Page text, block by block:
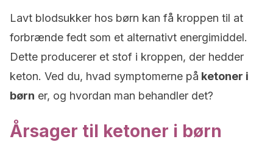
Lavt blodsukker hos børn kan få kroppen til at
forbrænde fedt som et alternativt energimiddel.
Dette producerer et stof i kroppen, der hedder
keton. Ved du, hvad symptomerne på ketoner i
børn er, og hvordan man behandler det?
Årsager til ketoner i børn